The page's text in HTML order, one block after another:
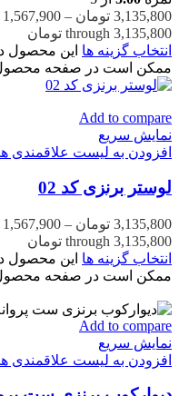
3,135,800 تومان –
1,567,900
through 3,135,800 تومان
انتخاب گزینه ها این محصول
ممکن است در صفحه محصول
Add to compare
نمایش سریع
افزودن به لیست علاقمندی
لوستر برنزی کد 02
3,135,800 تومان –
1,567,900
through 3,135,800 تومان
انتخاب گزینه ها این محصول
ممکن است در صفحه محصول
Add to compare
نمایش سریع
افزودن به لیست علاقمندی